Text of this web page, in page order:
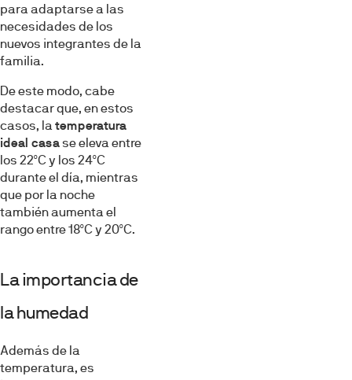
para adaptarse a las
necesidades de los
nuevos integrantes de la
familia.
De este modo, cabe
destacar que, en estos
casos, la temperatura
ideal casase eleva entre
los 22ºC y los 24ºC
durante el día, mientras
que por la noche
también aumenta el
rango entre 18ºC y 20ºC.
La importancia de
la humedad
Además de la
temperatura, es